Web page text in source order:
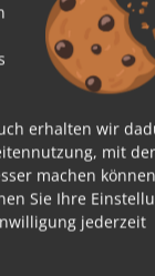
erhalten wir
mit
machen
Sie Ihre
jederzeit